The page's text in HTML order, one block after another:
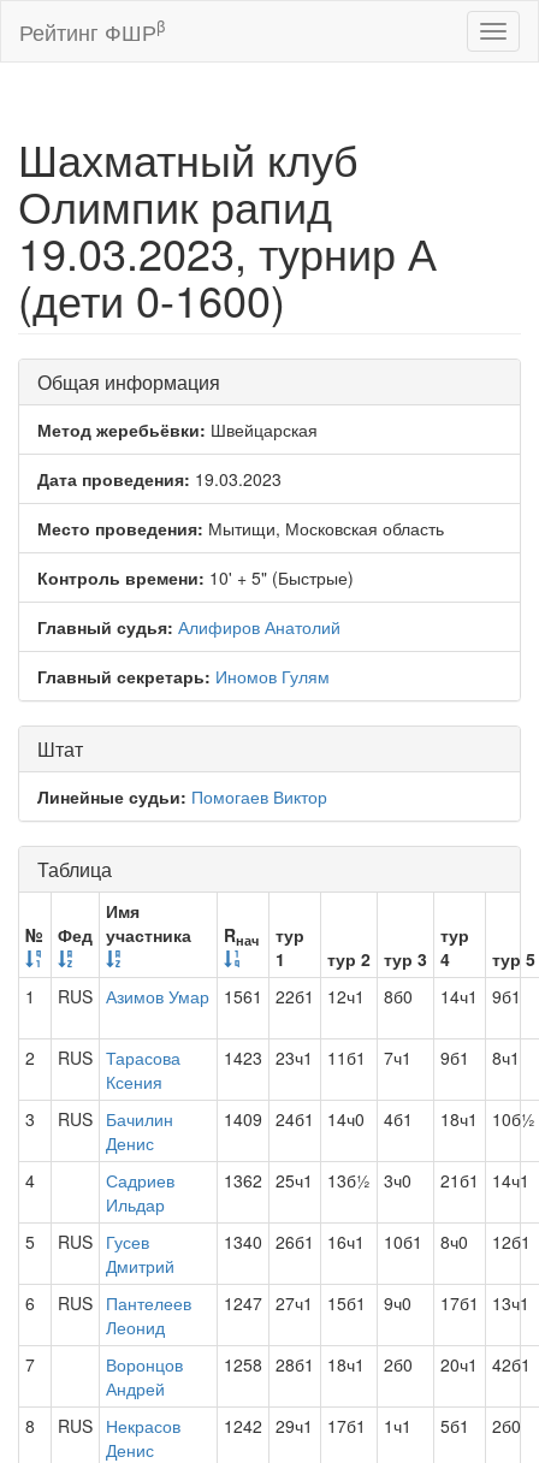
Рейтинг ФШРβ
Шахматный клуб
Олимпик рапид
19.03.2023, турнир А
(дети 0-1600)
Общая информация
Метод жеребьёвки: Швейцарская
Дата проведения: 19.03.2023
Место проведения: Мытищи, Московская область
Контроль времени: 10' + 5" (Быстрые)
Главный судья: Алифиров Анатолий
Главный секретарь: Иномов Гулям
Штат
Линейные судьи: Помогаев Виктор
Таблица
№ Фед
Имя
участника
Rнач
тур
1
тур 2 тур 3
тур
4
тур 5
1
RUS Азимов Умар 1561 22б1 12ч1 8б0 14ч1 9б1
2 RUS Тарасова
Ксения
1423 23ч1 11б1 7ч1 9б1 8ч1
3 RUS Бачилин
Денис
1409 24б1 14ч0 4б1 18ч1 10б½
4
Садриев
Ильдар
1362 25ч1 13б½ 3ч0 21б1 14ч1
5 RUS Гусев
Дмитрий
1340 26б1 16ч1 10б1 8ч0 12б1
6 RUS Пантелеев
Леонид
1247 27ч1 15б1 9ч0 17б1 13ч1
7
Воронцов
Андрей
1258 28б1 18ч1 2б0 20ч1 42б1
8 RUS Некрасов
Денис
1242 29ч1 17б1 1ч1 5б1 2б0